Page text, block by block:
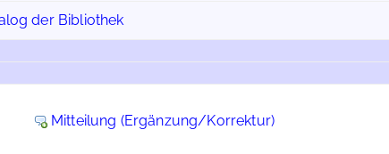
der Bibliothek
Mitteilung (Ergänzung/Korrektur)